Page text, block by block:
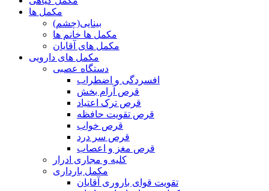
مکمل ها
بینایی(چشم)
مکمل ها خانم ها
مکمل های آقایان
مکمل های دارویی
دستگاه عصبی
افسردگی و اضطراب
قرص آرام بخش
قرص ترک اعتیاد
قرص تقویت حافظه
قرص خواب
قرص سر درد
قرص مغز و اعصاب
کلیه و مجاری ادرار
مکمل بارداری
تقویت قوای باروری آقایان